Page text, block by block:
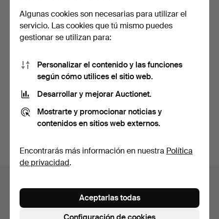
ESCRITORIO ESTILO
Subastado 10 feb 2026
7 pujas
108 USD
ESCRITORIO DE SOCIOS.
Subastado 10 feb 2026
216 USD
Estás buscando en el archivo de subastas concluidas.
Algunas cookies son necesarias para utilizar el
servicio. Las cookies que tú mismo puedes
gestionar se utilizan para:
Personalizar el contenido y las funciones
según cómo utilices el sitio web.
Desarrollar y mejorar Auctionet.
Mostrarte y promocionar noticias y
contenidos en sitios web externos.
Encontrarás más información en nuestra Política
de privacidad.
Aceptarlas todas